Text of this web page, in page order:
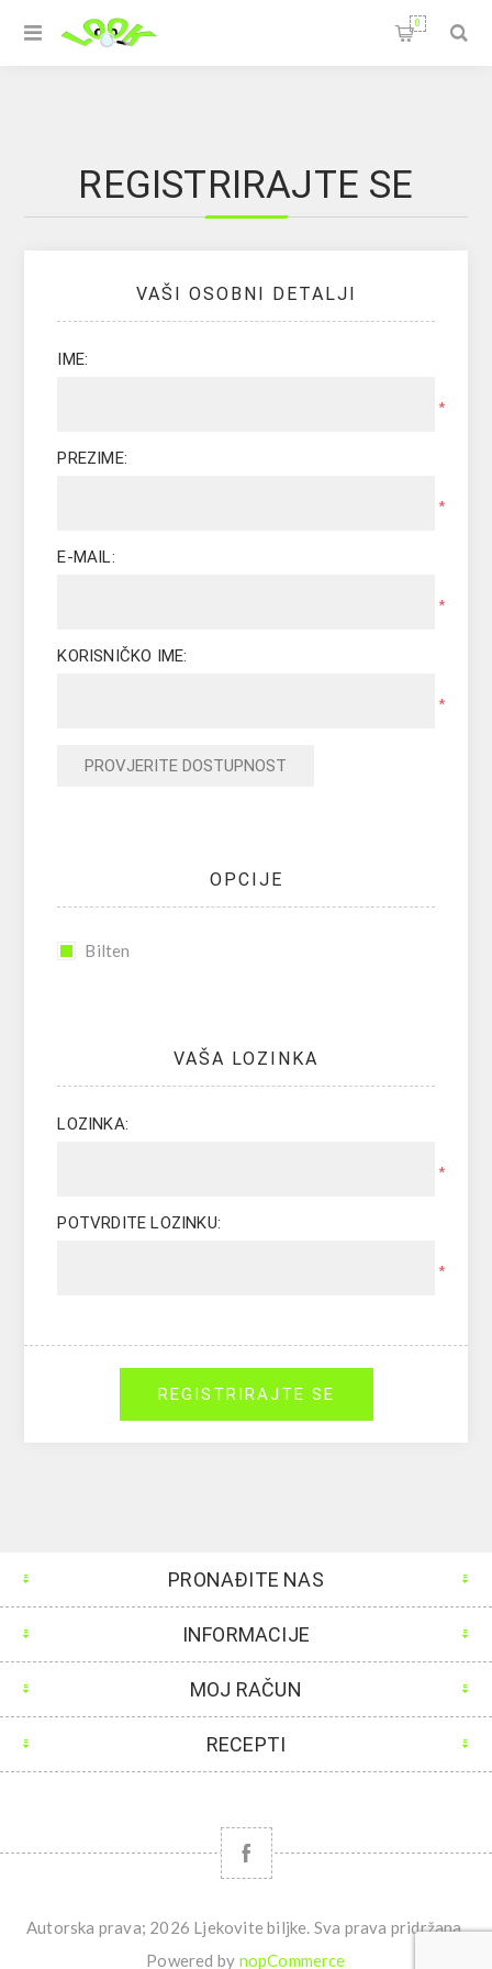
0
REGISTRIRAJTE SE
VAŠI OSOBNI DETALJI
IME:
*
PREZIME:
*
E-MAIL:
*
KORISNIČKO IME:
*
PROVJERITE DOSTUPNOST
OPCIJE
Bilten
VAŠA LOZINKA
LOZINKA:
*
POTVRDITE LOZINKU:
*
REGISTRIRAJTE SE
PRONAĐITE NAS
INFORMACIJE
MOJ RAČUN
RECEPTI
Autorska prava; 2026 Ljekovite biljke. Sva prava pridržana.
Powered by nopCommerce